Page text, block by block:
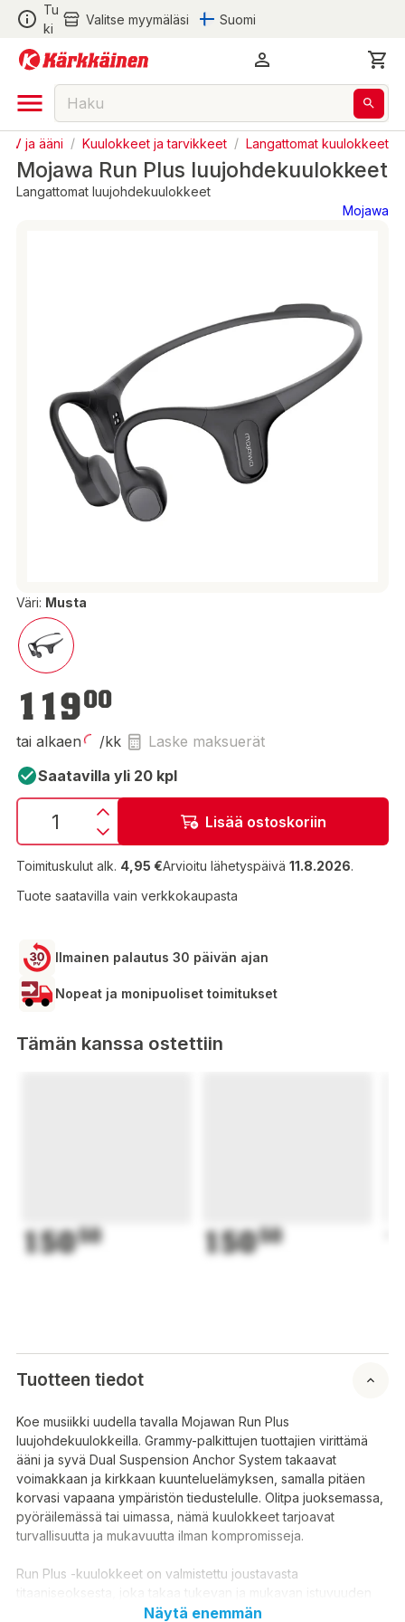
Tu
ki
Valitse myymäläsi Suomi
TV ja ääni / Kuulokkeet ja tarvikkeet / Langattomat kuulokkeet
Mojawa Run Plus luujohdekuulokkeet
Langattomat luujohdekuulokkeet
Mojawa
Väri: Musta
119,00 €
11900
tai alkaen /kk
Laske maksuerät
Saatavilla yli 20 kpl
Lisää ostoskoriin
Toimituskulut alk. 4,95 €Arvioitu lähetyspäivä 11.8.2026.
Tuote saatavilla vain verkkokaupasta
Ilmainen palautus 30 päivän ajan
Nopeat ja monipuoliset toimitukset
Tämän kanssa ostettiin
15050 15050
Tuotteen tiedot
Koe musiikki uudella tavalla Mojawan Run Plus
luujohdekuulokkeilla. Grammy-palkittujen tuottajien virittämä
ääni ja syvä Dual Suspension Anchor System takaavat
voimakkaan ja kirkkaan kuunteluelämyksen, samalla pitäen
korvasi vapaana ympäristön tiedustelulle. Olitpa juoksemassa,
pyöräilemässä tai uimassa, nämä kuulokkeet tarjoavat
turvallisuutta ja mukavuutta ilman kompromisseja.
Run Plus -kuulokkeet on valmistettu joustavasta
titaaniseoksesta, joka takaa tukevan ja mukavan istuvuuden
kovassakin menossa. Lisäksi ergonominen muotoilu ja kevyt
Näytä enemmän